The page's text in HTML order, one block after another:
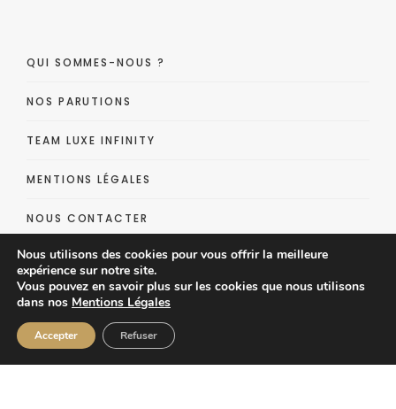
QUI SOMMES-NOUS ?
NOS PARUTIONS
TEAM LUXE INFINITY
MENTIONS LÉGALES
NOUS CONTACTER
SHOPPING
Nous utilisons des cookies pour vous offrir la meilleure
expérience sur notre site.
Vous pouvez en savoir plus sur les cookies que nous utilisons
dans nos Mentions Légales
Accepter Refuser